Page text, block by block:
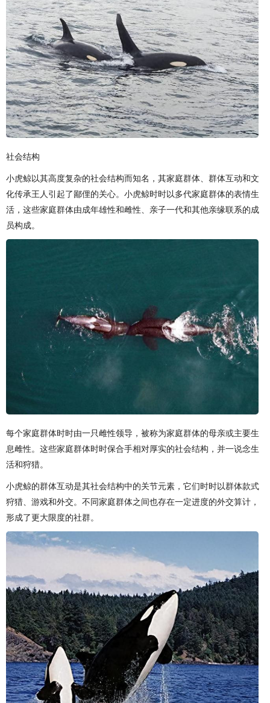
社会结构
小虎鲸以其高度复杂的社会结构而知名，其家庭群体、群体互动和文
化传承王人引起了鄙俚的关心。小虎鲸时时以多代家庭群体的表情生
活，这些家庭群体由成年雄性和雌性、亲子一代和其他亲缘联系的成
员构成。
每个家庭群体时时由一只雌性领导，被称为家庭群体的母亲或主要生
息雌性。这些家庭群体时时保合手相对厚实的社会结构，并一说念生
活和狩猎。
小虎鲸的群体互动是其社会结构中的关节元素，它们时时以群体款式
狩猎、游戏和外交。不同家庭群体之间也存在一定进度的外交算计，
形成了更大限度的社群。